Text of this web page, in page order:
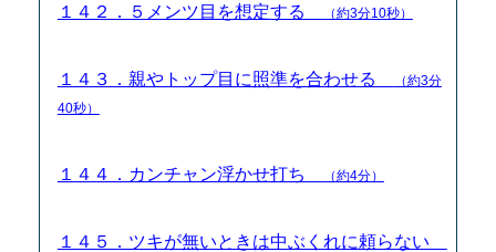
１４２．５メンツ目を想定する （約3分10秒）
１４３．親やトップ目に照準を合わせる
（約3分
40秒）
１４４．カンチャン浮かせ打ち （約4分）
１４５．ツキが無いときは中ぶくれに頼らない